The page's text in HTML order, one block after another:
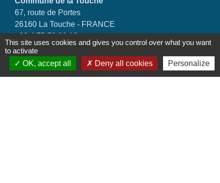
67, route de Portes
26160 La Touche - FRANCE
+33 4 75 53 90 10
Contact par formulaire
This site uses cookies and gives you control over what you want
to activate
OK, accept all
Deny all cookies Personalize